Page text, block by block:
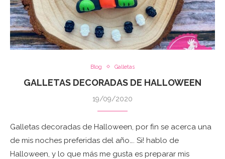
Blog Galletas
GALLETAS DECORADAS DE HALLOWEEN
19/09/2020
Galletas decoradas de Halloween, por fin se acerca una
de mis noches preferidas del año…. Si! hablo de
Halloween, y lo que más me gusta es preparar mis